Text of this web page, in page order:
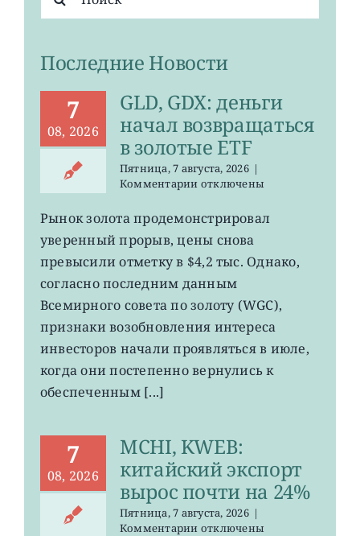
поиска:
Последние Новости
7
08, 2026
GLD, GDX: деньги
начал возвращаться
в золотые ETF
Пятница, 7 августа, 2026 |
Комментариик
GLD,
GDX:
деньги
начал
в
золотые
отключены
Рынок золота продемонстрировал
уверенный прорыв, цены снова
превысили отметку в $4,2 тыс. Однако,
согласно последним данным
Всемирного совета по золоту (WGC),
признаки возобновления интереса
инвесторов начали проявляться в июле,
когда они постепенно вернулись к
обеспеченным [...]
7
08, 2026
MCHI, KWEB:
китайский экспорт
вырос почти на 24%
Пятница, 7 августа, 2026 |
Комментариикотключены